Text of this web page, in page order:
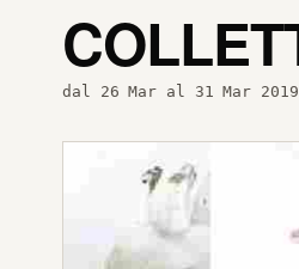
dal 26 Mar al 31 Mar 2019